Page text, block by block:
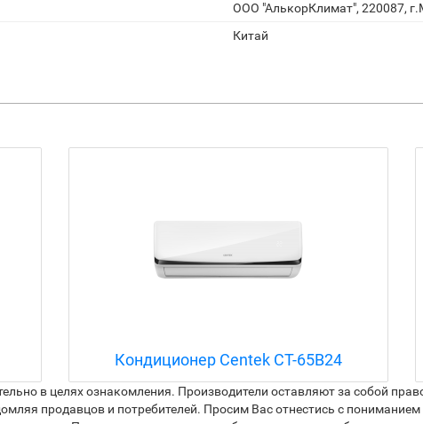
ООО "АлькорКлимат", 220087,
Китай
Кондиционер Centek CT-65B24
в целях ознакомления. Производители оставляют за собой
продавцов и потребителей. Просим Вас отнестись с